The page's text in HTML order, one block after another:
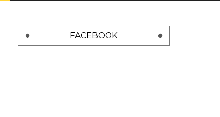
FACEBOOK